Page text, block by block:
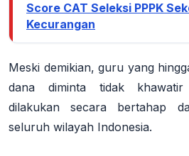
Score CAT Seleksi PPPK
Kecurangan
Meski demikian, guru yang
dana diminta tidak
dilakukan secara bertahap
seluruh wilayah Indonesia.